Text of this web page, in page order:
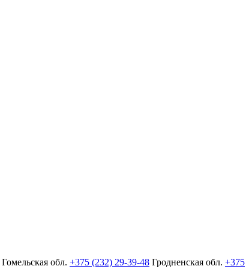
Гомельская обл. +375 (232) 29-39-48 Гродненская обл. +375